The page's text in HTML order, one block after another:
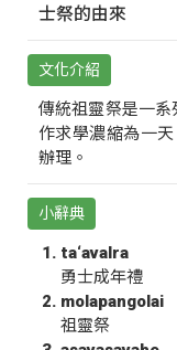
士祭的由來
文化介紹
傳統祖靈祭是一
作求學濃縮為一
辦理。
小辭典
ta‘avalra
勇士成年禮
molapangolai
祖靈祭